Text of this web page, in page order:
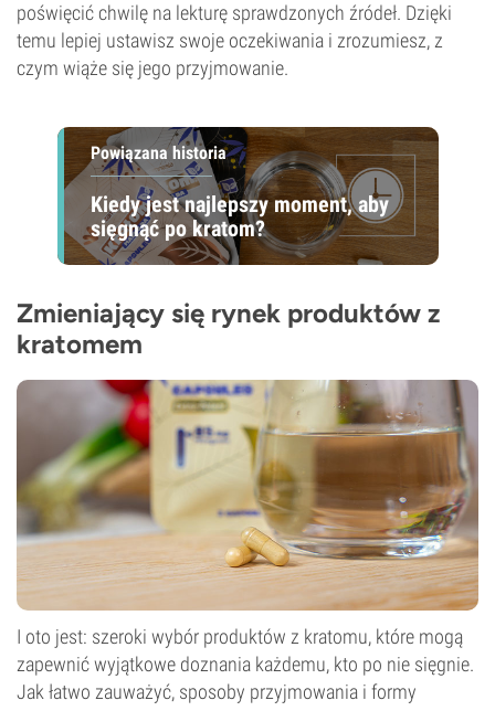
poświęcić chwilę na lekturę sprawdzonych źródeł. Dzięki
temu lepiej ustawisz swoje oczekiwania i zrozumiesz, z
czym wiąże się jego przyjmowanie.
Powiązana historia
Kiedy jest najlepszy moment, aby
sięgnąć po kratom?
Zmieniający się rynek produktów z
kratomem
I oto jest: szeroki wybór produktów z kratomu, które mogą
zapewnić wyjątkowe doznania każdemu, kto po nie sięgnie.
Jak łatwo zauważyć, sposoby przyjmowania i formy